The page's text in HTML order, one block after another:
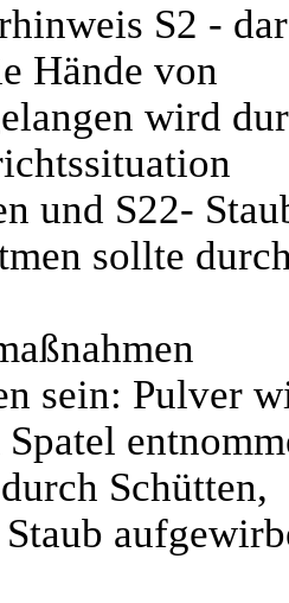
S2 -
Hände von
wird
und S22-
sollte
sein: Pulver
Schütten,